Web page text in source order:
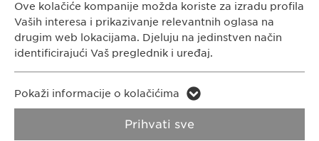
Tel. +387 33 592 140
E-Mail:info@ewopharma.ba
Pravila o korištenju
Google
Trajanje 1 day
Ove kolačiće kompanije možda koriste za izradu profila
Vaših interesa i prikazivanje relevantnih oglasa na
drugim web lokacijama. Djeluju na jedinstven način
identificirajući Vaš preglednik i uređaj.
Naziv LinkedIn
LinkedIn
Pokaži informacije o kolačićima
Prihvati sve